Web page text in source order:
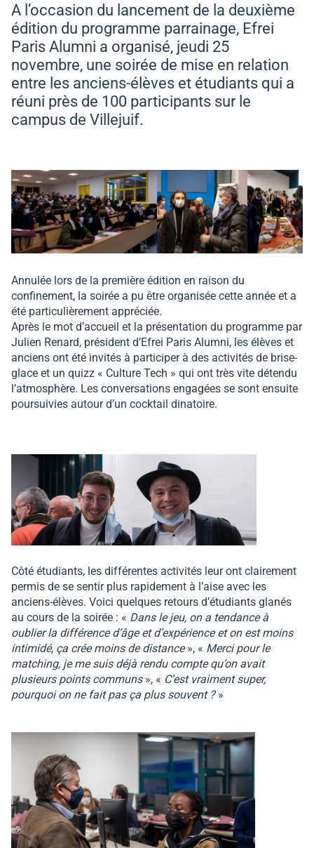
A l’occasion du lancement de la deuxième
édition du programme parrainage, Efrei
Paris Alumni a organisé, jeudi 25
novembre, une soirée de mise en relation
entre les anciens-élèves et étudiants qui a
réuni près de 100 participants sur le
campus de Villejuif.
Annulée lors de la première édition en raison du
confinement, la soirée a pu être organisée cette année et a
été particulièrement appréciée.
Après le mot d’accueil et la présentation du programme par
Julien Renard, président d’Efrei Paris Alumni, les élèves et
anciens ont été invités à participer à des activités de brise-
glace et un quizz « Culture Tech » qui ont très vite détendu
l’atmosphère. Les conversations engagées se sont ensuite
poursuivies autour d’un cocktail dinatoire.
Côté étudiants, les différentes activités leur ont clairement
permis de se sentir plus rapidement à l’aise avec les
anciens-élèves. Voici quelques retours d’étudiants glanés
au cours de la soirée : « Dans le jeu, on a tendance à
oublier la différence d’âge et d’expérience et on est moins
intimidé, ça crée moins de distance», « Merci pour le
matching, je me suis déjà rendu compte qu’on avait
plusieurs points communs », « C’est vraiment super,
pourquoi on ne fait pas ça plus souvent ?»